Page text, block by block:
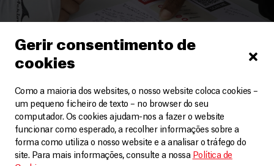
Gerir consentimento de
cookies
Como a maioria dos websites, o nosso website coloca cookies –
um pequeno ficheiro de texto – no browser do seu
computador. Os cookies ajudam-nos a fazer o website
funcionar como esperado, a recolher informações sobre a
forma como utiliza o nosso website e a analisar o tráfego do
site. Para mais informações, consulte a nossa Política de
EUA,México
Atravessar o mundo por uma vida melhor:
migrações extracontinentais nas Américas
Artigos 24 Abril, 2025